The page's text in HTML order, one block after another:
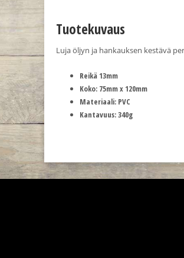
Tuotekuvaus
Luja öljyn ja hankauksen kestävä
Reikä 13mm
Koko: 75mm x 120mm
Materiaali: PVC
Kantavuus: 340g